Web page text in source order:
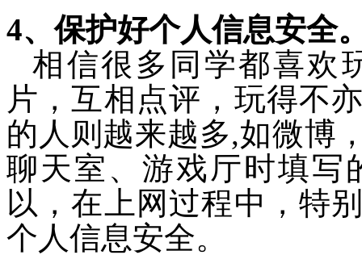
4、保护好个人信息安全
相信很多同学都喜欢
片，互相点评，玩得不
的人则越来越多,如微博
聊天室、游戏厅时填写
以，在上网过程中，特
个人信息安全。